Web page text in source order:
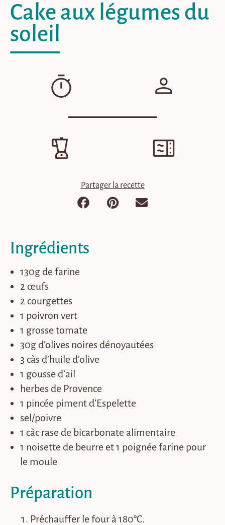
Cake aux légumes du
soleil
Partager la recette
Ingrédients
130g de farine
2 œufs
2 courgettes
1 poivron vert
1 grosse tomate
30g d’olives noires dénoyautées
3 càs d’huile d’olive
1 gousse d’ail
herbes de Provence
1 pincée piment d’Espelette
sel/poivre
1 càc rase de bicarbonate alimentaire
1 noisette de beurre et 1 poignée farine pour
le moule
Préparation
Préchauffer le four à 180°C.